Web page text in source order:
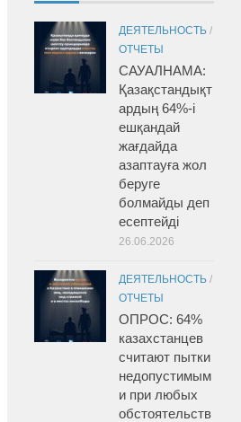
ДЕЯТЕЛЬНОСТЬ /
ОТЧЕТЫ
САУАЛНАМА:
Қазақстандықт
ардың 64%-і
ешқандай
жағдайда
азаптауға жол
беруге
болмайды деп
есептейді
26.06.2026
ДЕЯТЕЛЬНОСТЬ /
ОТЧЕТЫ
ОПРОС: 64%
казахстанцев
считают пытки
недопустимым
и при любых
обстоятельств